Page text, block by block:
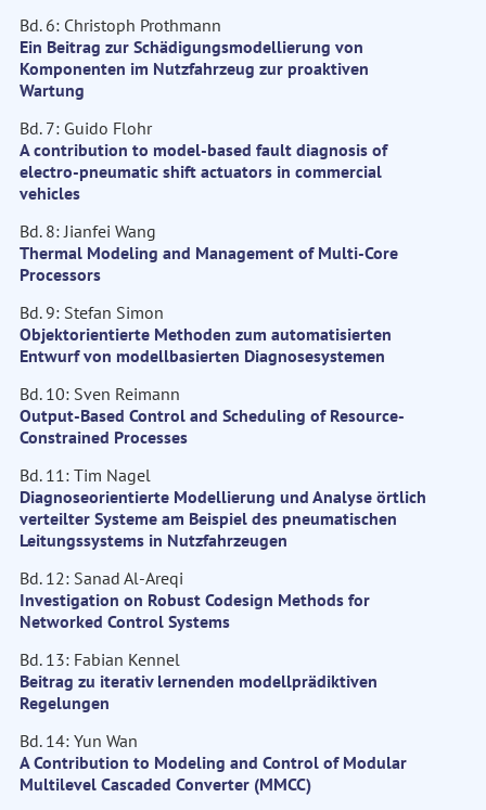
Bd. 6: Christoph Prothmann
Ein Beitrag zur Schädigungsmodellierung von
Komponenten im Nutzfahrzeug zur proaktiven
Wartung
Bd. 7: Guido Flohr
A contribution to model-based fault diagnosis of
electro-pneumatic shift actuators in commercial
vehicles
Bd. 8: Jianfei Wang
Thermal Modeling and Management of Multi-Core
Processors
Bd. 9: Stefan Simon
Objektorientierte Methoden zum automatisierten
Entwurf von modellbasierten Diagnosesystemen
Bd. 10: Sven Reimann
Output-Based Control and Scheduling of Resource-
Constrained Processes
Bd. 11: Tim Nagel
Diagnoseorientierte Modellierung und Analyse örtlich
verteilter Systeme am Beispiel des pneumatischen
Leitungssystems in Nutzfahrzeugen
Bd. 12: Sanad Al-Areqi
Investigation on Robust Codesign Methods for
Networked Control Systems
Bd. 13: Fabian Kennel
Beitrag zu iterativ lernenden modellprädiktiven
Regelungen
Bd. 14: Yun Wan
A Contribution to Modeling and Control of Modular
Multilevel Cascaded Converter (MMCC)